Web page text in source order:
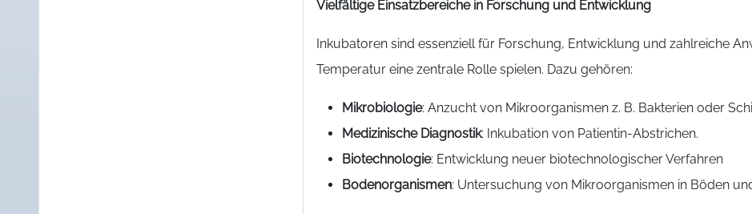
Vielfältige Einsatzbereiche in Forschung und Entwicklung
Inkubatoren sind essenziell für Forschung, Entwicklung und zahlreiche
Temperatur eine zentrale Rolle spielen. Dazu gehören:
Mikrobiologie: Anzucht von Mikroorganismen z. B. Bakterien oder
Medizinische Diagnostik: Inkubation von Patientin-Abstrichen.
Biotechnologie: Entwicklung neuer biotechnologischer Verfahren
Bodenorganismen: Untersuchung von Mikroorganismen in Böden